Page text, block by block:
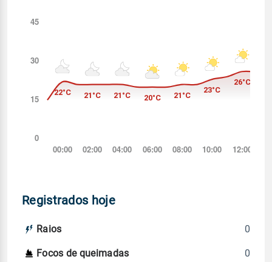
Registrados hoje
Raios 0
Focos de queimadas 0